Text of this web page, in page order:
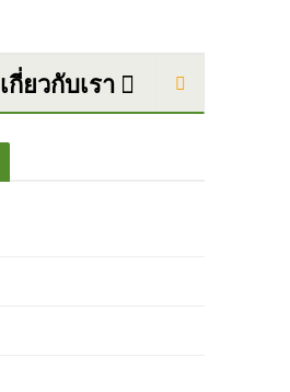
เกี่ยวกับเรา